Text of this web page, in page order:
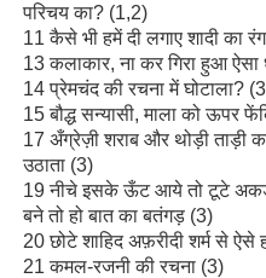
परिचय का? (1,2)
11 कैसे भी हमें दी लगाए शादी का
13 कलाकार, ना कर गिरा हुआ ऐसा
14 प्रेमचंद की रचना में घोटाला?
15 बौद्ध सन्यासी, माला को ऊपर
17 अँग्रेज़ी शराब और थोड़ी ताड़ी
उठाता (3)
19 नीचे इसके ऊँट आये तो टूटे
बने तो हो बात का बतंगड़ (3)
20 छोटे शाहिद अफ़रीदी शर्म से ऐसे
21 कमल-रजनी की रचना (3)